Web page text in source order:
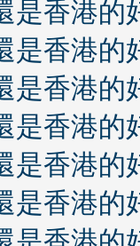
是香港的
是香港的
是香港的
是香港的
是香港的
是香港的